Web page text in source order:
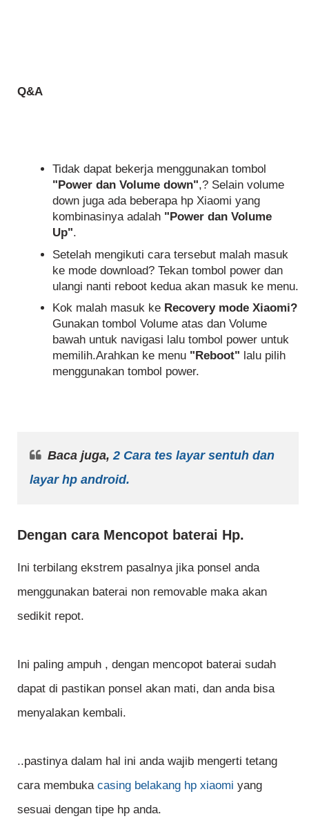
Q&A
Tidak dapat bekerja menggunakan tombol
"Power dan Volume down",? Selain volume
down juga ada beberapa hp Xiaomi yang
kombinasinya adalah "Power dan Volume
Up".
Setelah mengikuti cara tersebut malah masuk
ke mode download? Tekan tombol power dan
ulangi nanti reboot kedua akan masuk ke menu.
Kok malah masuk ke Recovery mode Xiaomi?
Gunakan tombol Volume atas dan Volume
bawah untuk navigasi lalu tombol power untuk
memilih.Arahkan ke menu "Reboot" lalu pilih
menggunakan tombol power.
Baca juga,2 Cara tes layar sentuh dan
layar hp android.
Dengan cara Mencopot baterai Hp.
Ini terbilang ekstrem pasalnya jika ponsel anda
menggunakan baterai non removable maka akan
sedikit repot.
Ini paling ampuh , dengan mencopot baterai sudah
dapat di pastikan ponsel akan mati, dan anda bisa
menyalakan kembali.
..pastinya dalam hal ini anda wajib mengerti tetang
cara membuka casing belakang hp xiaomi yang
sesuai dengan tipe hp anda.